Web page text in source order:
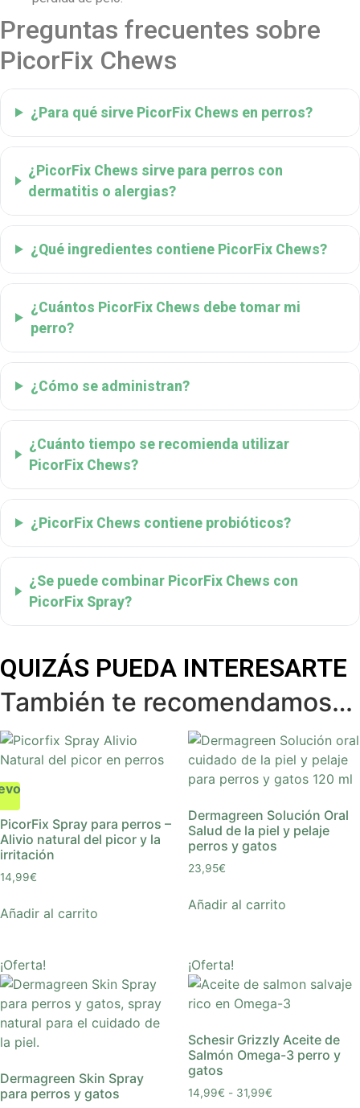
Preguntas frecuentes sobre
PicorFix Chews
¿Para qué sirve PicorFix Chews en perros?
¿PicorFix Chews sirve para perros con
dermatitis o alergias?
¿Qué ingredientes contiene PicorFix Chews?
¿Cuántos PicorFix Chews debe tomar mi
perro?
¿Cómo se administran?
¿Cuánto tiempo se recomienda utilizar
PicorFix Chews?
¿PicorFix Chews contiene probióticos?
¿Se puede combinar PicorFix Chews con
PicorFix Spray?
QUIZÁS PUEDA INTERESARTE
También te recomendamos…
PicorFix Spray para perros –
Alivio natural del picor y la
irritación
14,99€
Añadir al carrito
Dermagreen Solución Oral
Salud de la piel y pelaje
perros y gatos
23,95€
Añadir al carrito
¡Oferta!
Dermagreen Skin Spray
para perros y gatos
¡Oferta!
Schesir Grizzly Aceite de
Salmón Omega-3 perro y
gatos
14,99€ - 31,99€